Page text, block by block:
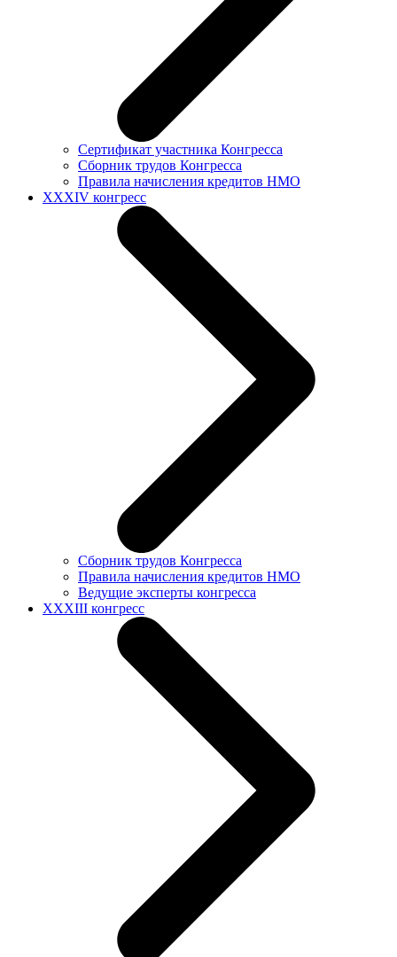
Сертификат участника Конгресса
Сборник трудов Конгресса
Правила начисления кредитов НМО
XXXIV конгресс
Сборник трудов Конгресса
Правила начисления кредитов НМО
Ведущие эксперты конгресса
XXXIII конгресс